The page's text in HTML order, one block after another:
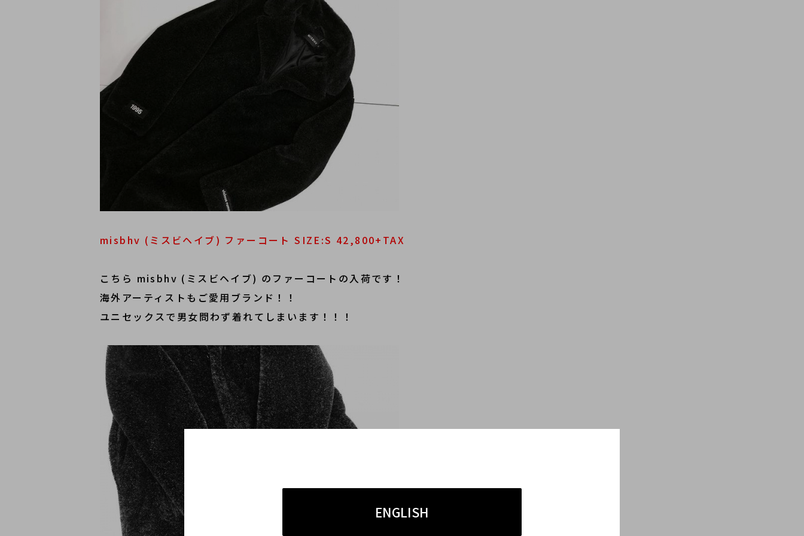
ENGLISH
misbhv (ミスビヘイブ) ファーコート SIZE:S 42,800+TAX
こちら misbhv (ミスビヘイブ) のファーコートの入荷です！
海外アーティストもご愛用ブランド！！
ユニセックスで男女問わず着れてしまいます！！！